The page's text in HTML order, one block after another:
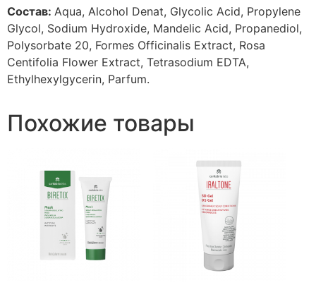
Состав: Aqua, Alcohol Denat, Glycolic Acid, Propylene
Glycol, Sodium Hydroxide, Mandelic Acid, Propanediol,
Polysorbate 20, Formes Officinalis Extract, Rosa
Centifolia Flower Extract, Tetrasodium EDTA,
Ethylhexylgycerin, Parfum.
Похожие товары